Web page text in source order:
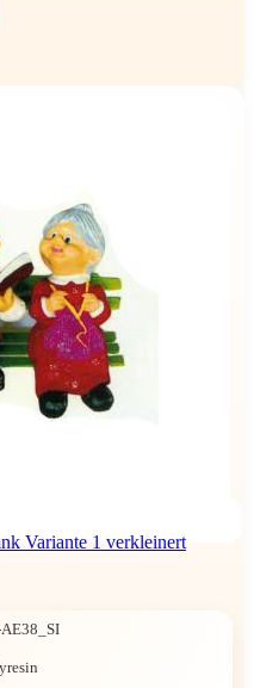
Variante 1 verkleinert